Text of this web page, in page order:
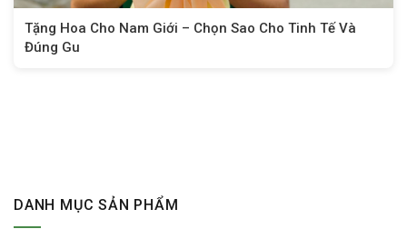
Tặng Hoa Cho Nam Giới – Chọn Sao Cho Tinh Tế Và
Đúng Gu
DANH MỤC SẢN PHẨM